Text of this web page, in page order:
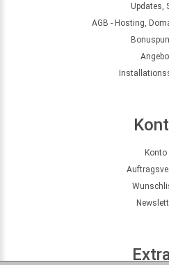
Updates,
AGB - Hosting,
Konto